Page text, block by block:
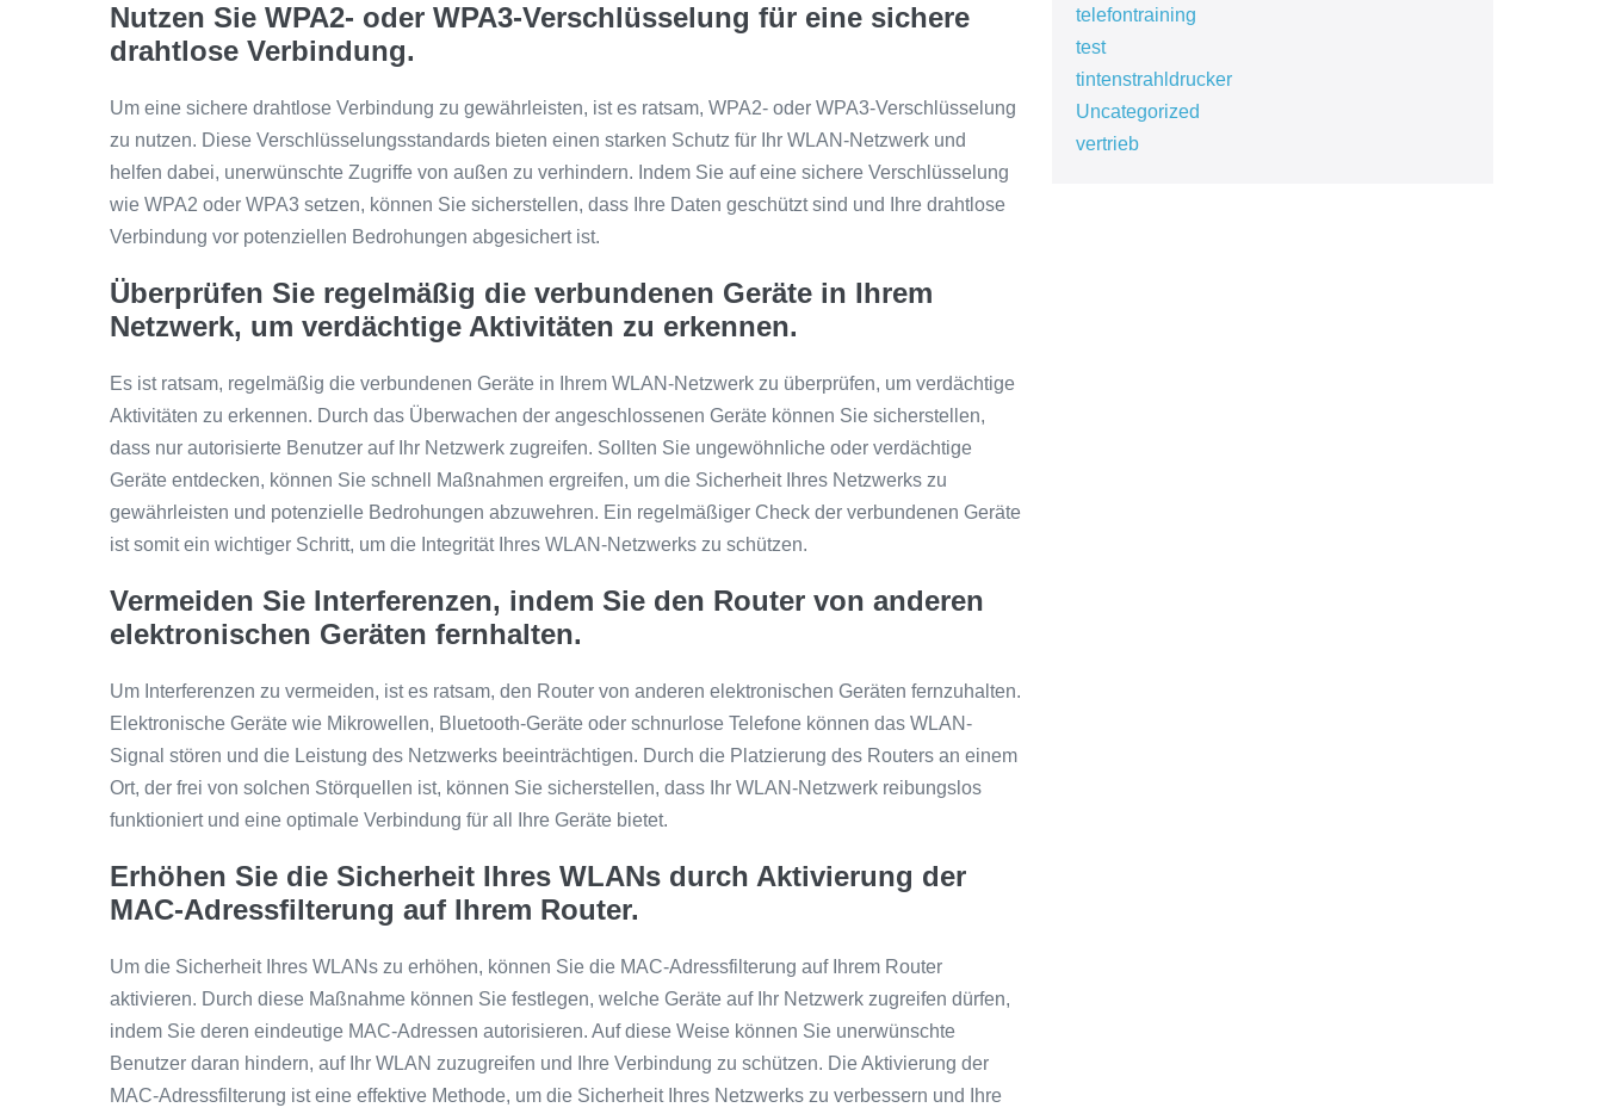
Nutzen Sie WPA2- oder WPA3-Verschlüsselung für eine sichere
drahtlose Verbindung.
Um eine sichere drahtlose Verbindung zu gewährleisten, ist es ratsam, WPA2- oder WPA3-Verschlüsselung
zu nutzen. Diese Verschlüsselungsstandards bieten einen starken Schutz für Ihr WLAN-Netzwerk und
helfen dabei, unerwünschte Zugriffe von außen zu verhindern. Indem Sie auf eine sichere Verschlüsselung
wie WPA2 oder WPA3 setzen, können Sie sicherstellen, dass Ihre Daten geschützt sind und Ihre drahtlose
Verbindung vor potenziellen Bedrohungen abgesichert ist.
Überprüfen Sie regelmäßig die verbundenen Geräte in Ihrem
Netzwerk, um verdächtige Aktivitäten zu erkennen.
Es ist ratsam, regelmäßig die verbundenen Geräte in Ihrem WLAN-Netzwerk zu überprüfen, um verdächtige
Aktivitäten zu erkennen. Durch das Überwachen der angeschlossenen Geräte können Sie sicherstellen,
dass nur autorisierte Benutzer auf Ihr Netzwerk zugreifen. Sollten Sie ungewöhnliche oder verdächtige
Geräte entdecken, können Sie schnell Maßnahmen ergreifen, um die Sicherheit Ihres Netzwerks zu
gewährleisten und potenzielle Bedrohungen abzuwehren. Ein regelmäßiger Check der verbundenen Geräte
ist somit ein wichtiger Schritt, um die Integrität Ihres WLAN-Netzwerks zu schützen.
Vermeiden Sie Interferenzen, indem Sie den Router von anderen
elektronischen Geräten fernhalten.
Um Interferenzen zu vermeiden, ist es ratsam, den Router von anderen elektronischen Geräten fernzuhalten.
Elektronische Geräte wie Mikrowellen, Bluetooth-Geräte oder schnurlose Telefone können das WLAN-
Signal stören und die Leistung des Netzwerks beeinträchtigen. Durch die Platzierung des Routers an einem
Ort, der frei von solchen Störquellen ist, können Sie sicherstellen, dass Ihr WLAN-Netzwerk reibungslos
funktioniert und eine optimale Verbindung für all Ihre Geräte bietet.
Erhöhen Sie die Sicherheit Ihres WLANs durch Aktivierung der
MAC-Adressfilterung auf Ihrem Router.
Um die Sicherheit Ihres WLANs zu erhöhen, können Sie die MAC-Adressfilterung auf Ihrem Router
aktivieren. Durch diese Maßnahme können Sie festlegen, welche Geräte auf Ihr Netzwerk zugreifen dürfen,
indem Sie deren eindeutige MAC-Adressen autorisieren. Auf diese Weise können Sie unerwünschte
Benutzer daran hindern, auf Ihr WLAN zuzugreifen und Ihre Verbindung zu schützen. Die Aktivierung der
MAC-Adressfilterung ist eine effektive Methode, um die Sicherheit Ihres Netzwerks zu verbessern und Ihre
telefontraining
test
tintenstrahldrucker
Uncategorized
vertrieb